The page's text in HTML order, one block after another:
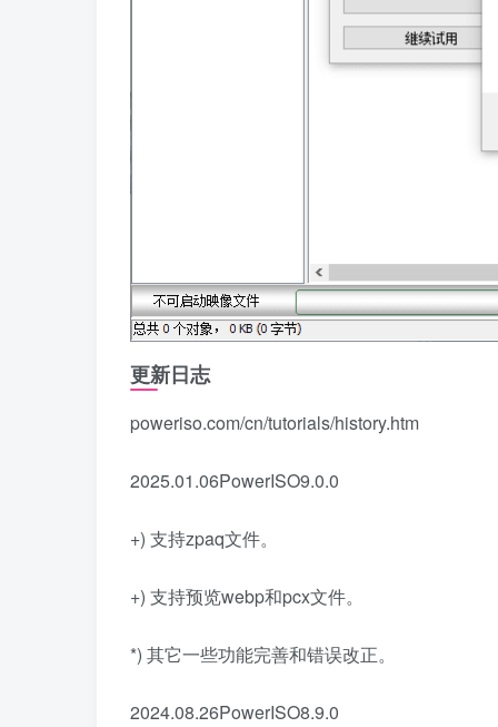
更新日志
poweriso.com/cn/tutorials/history.htm
2025.01.06PowerISO9.0.0
+) 支持zpaq文件。
+) 支持预览webp和pcx文件。
*) 其它一些功能完善和错误改正。
2024.08.26PowerISO8.9.0